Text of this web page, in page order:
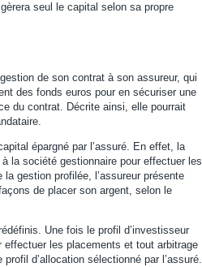
seul le capital selon sa propre
de son contrat à son assureur, qui
des fonds euros pour en sécuriser une
du contrat. Décrite ainsi, elle pourrait
épargné par l’assuré. En effet, la
la société gestionnaire pour effectuer les
gestion profilée, l’assureur présente
de placer son argent, selon le
Une fois le profil d’investisseur
effectuer les placements et tout arbitrage
d’allocation sélectionné par l’assuré.